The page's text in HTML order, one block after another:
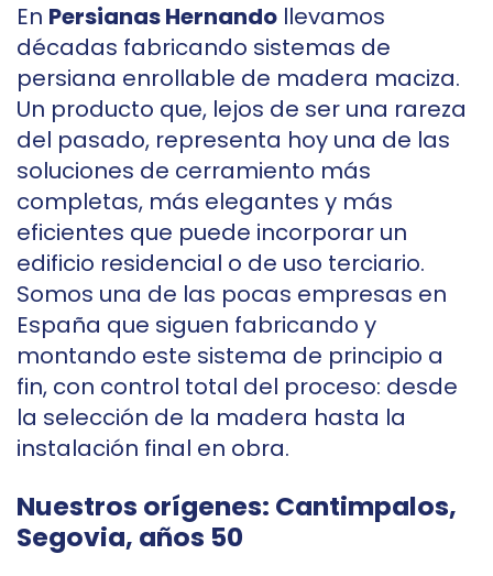
En Persianas Hernando llevamos
décadas fabricando sistemas de
persiana enrollable de madera maciza.
Un producto que, lejos de ser una rareza
del pasado, representa hoy una de las
soluciones de cerramiento más
completas, más elegantes y más
eficientes que puede incorporar un
edificio residencial o de uso terciario.
Somos una de las pocas empresas en
España que siguen fabricando y
montando este sistema de principio a
fin, con control total del proceso: desde
la selección de la madera hasta la
instalación final en obra.
Nuestros orígenes: Cantimpalos,
Segovia, años 50